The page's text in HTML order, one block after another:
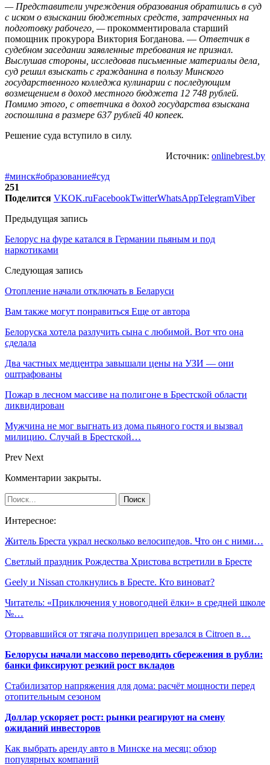
— Представители учреждения образования обратились в суд
с иском о взыскании бюджетных средств, затраченных на
подготовку рабочего, —прокомментировала старший
помощник прокурора Виктория Богданова. — Ответчик в
судебном заседании заявленные требования не признал.
Выслушав стороны, исследовав письменные материалы дела,
суд решил взыскать с гражданина в пользу Минского
государственного колледжа кулинарии с последующим
возмещением в доход местного бюджета 12 748 рублей.
Помимо этого, с ответчика в доход государства взыскана
госпошлина в размере 637 рублей 40 копеек.
Решение суда вступило в силу.
Источник: onlinebrest.by
#минск#образование#суд
251
Поделится VKOK.ruFacebookTwitterWhatsAppTelegramViber
Предыдущая запись
Белорус на фуре катался в Германии пьяным и под
наркотиками
Следующая запись
Отопление начали отключать в Беларуси
Вам также могут понравиться Еще от автора
Белоруска хотела разлучить сына с любимой. Вот что она
сделала
Два частных медцентра завышали цены на УЗИ — они
оштрафованы
Пожар в лесном массиве на полигоне в Брестской области
ликвидирован
Мужчина не мог выгнать из дома пьяного гостя и вызвал
милицию. Случай в Брестской…
Prev Next
Комментарии закрыты.
Интересное:
Житель Бреста украл несколько велосипедов. Что он с ними…
Светлый праздник Рождества Христова встретили в Бресте
Geely и Nissan столкнулись в Бресте. Кто виноват?
Читатель: «Приключения у новогодней ёлки» в средней школе
№…
Оторвавшийся от тягача полуприцеп врезался в Citroen в…
Белорусы начали массово переводить сбережения в рубли:
банки фиксируют резкий рост вкладов
Стабилизатор напряжения для дома: расчёт мощности перед
отопительным сезоном
Доллар ускоряет рост: рынки реагируют на смену
ожиданий инвесторов
Как выбрать аренду авто в Минске на месяц: обзор
популярных компаний